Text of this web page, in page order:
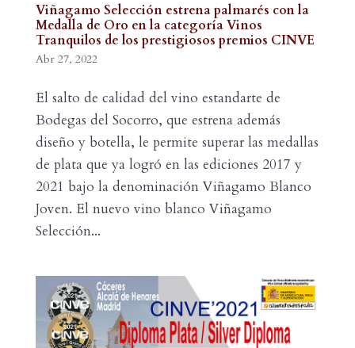
Viñagamo Selección estrena palmarés con la
Medalla de Oro en la categoría Vinos
Tranquilos de los prestigiosos premios CINVE
Abr 27, 2022
El salto de calidad del vino estandarte de
Bodegas del Socorro, que estrena además
diseño y botella, le permite superar las medallas
de plata que ya logró en las ediciones 2017 y
2021 bajo la denominación Viñagamo Blanco
Joven. El nuevo vino blanco Viñagamo
Selección...